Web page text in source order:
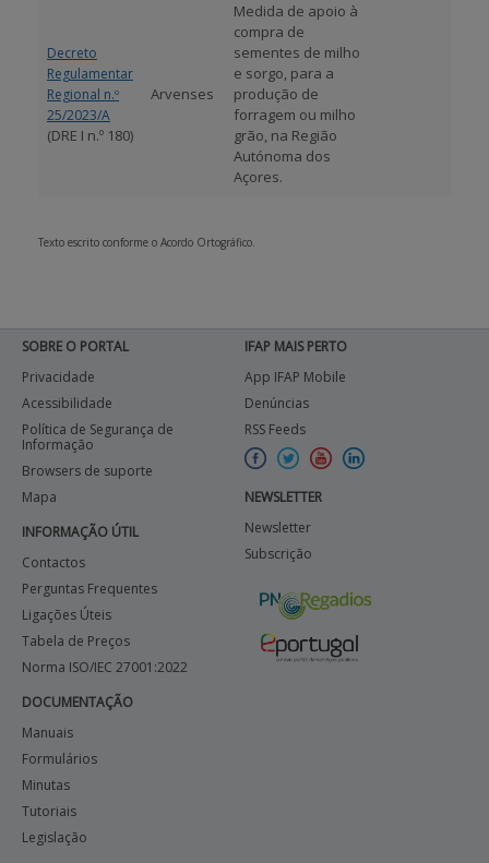
Decreto
Regulamentar
Regional n.º
25/2023/A
(DRE I n.º 180)
Arvenses
Medida de apoio à
compra de
sementes de milho
e sorgo, para a
produção de
forragem ou milho
grão, na Região
Autónoma dos
Açores.
Texto escrito conforme o Acordo Ortográfico.
SOBRE O PORTAL
Privacidade
Acessibilidade
Política de Segurança de
Informação
Browsers de suporte
Mapa
INFORMAÇÃO ÚTIL
Contactos
Perguntas Frequentes
Ligações Úteis
Tabela de Preços
Norma ISO/IEC 27001:2022
DOCUMENTAÇÃO
Manuais
Formulários
Minutas
Tutoriais
Legislação
IFAP MAIS PERTO
App IFAP Mobile
Denúncias
RSS Feeds
NEWSLETTER
Newsletter
Subscrição